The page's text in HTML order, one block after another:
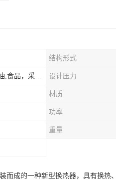
结构形式
钢厂,化工,换热器,煤矿,热交换,石油,食品，采暖.供热.空调。 设计压力
材质
功率
重量
而成的一种新型换热器，具有换热